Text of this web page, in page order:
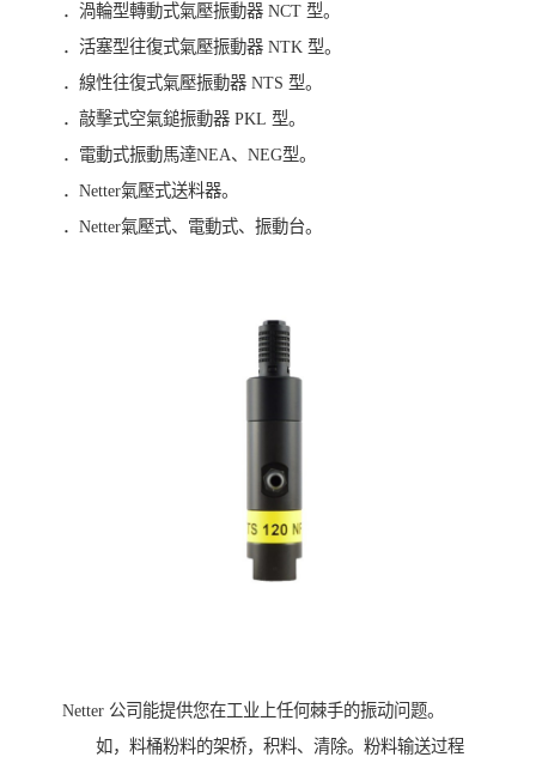
．渦輪型轉動式氣壓振動器 NCT 型。
．活塞型往復式氣壓振動器 NTK 型。
．線性往復式氣壓振動器 NTS 型。
．敲擊式空氣鎚振動器 PKL 型。
．電動式振動馬達NEA、NEG型。
．Netter氣壓式送料器。
．Netter氣壓式、電動式、振動台。
Netter 公司能提供您在工业上任何棘手的振动问题。
如，料桶粉料的架桥，积料、清除。粉料输送过程